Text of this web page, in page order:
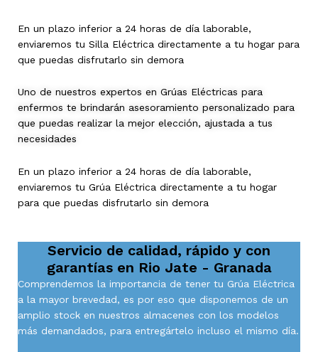
En un plazo inferior a 24 horas de día laborable,
enviaremos tu Silla Eléctrica directamente a tu hogar para
que puedas disfrutarlo sin demora
Uno de nuestros expertos en Grúas Eléctricas para
enfermos te brindarán asesoramiento personalizado para
que puedas realizar la mejor elección, ajustada a tus
necesidades
En un plazo inferior a 24 horas de día laborable,
enviaremos tu Grúa Eléctrica directamente a tu hogar
para que puedas disfrutarlo sin demora
Servicio de calidad, rápido y con
garantías en Rio Jate - Granada
Comprendemos la importancia de tener tu Grúa Eléctrica
a la mayor brevedad, es por eso que disponemos de un
amplio stock en nuestros almacenes con los modelos
más demandados, para entregártelo incluso el mismo día.